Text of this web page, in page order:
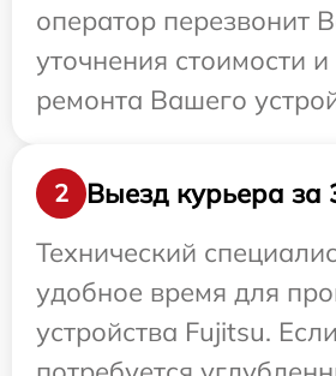
оператор перезвонит
уточнения стоимости
ремонта Вашего
2
Выезд курьера за
Технический
удобное время для
устройства Fujitsu. Если